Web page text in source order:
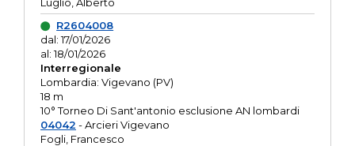
R2604008
dal: 17/01/2026
al: 18/01/2026
Interregionale
Lombardia: Vigevano (PV)
18 m
10° Torneo Di Sant'antonio esclusione AN lombardi
04042 - Arcieri Vigevano
Fogli, Francesco